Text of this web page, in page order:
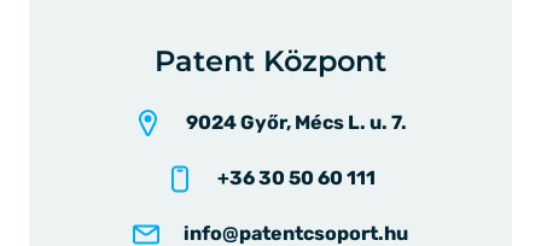
Patent Központ
9024 Győr, Mécs L. u. 7.
+36 30 50 60 111
info@patentcsoport.hu